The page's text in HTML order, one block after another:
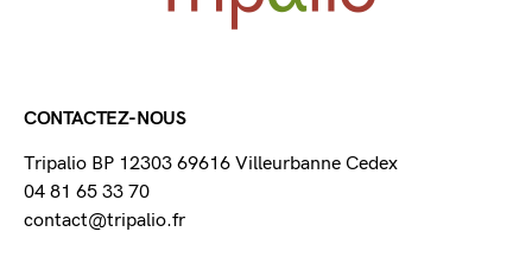
CONTACTEZ-NOUS
Tripalio BP 12303 69616 Villeurbanne Cedex
04 81 65 33 70
contact@tripalio.fr